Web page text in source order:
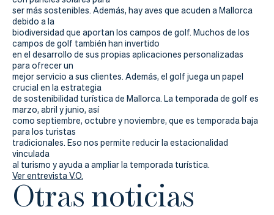
ser más sostenibles. Además, hay aves que acuden a Mallorca
debido a la
biodiversidad que aportan los campos de golf. Muchos de los
campos de golf también han invertido
en el desarrollo de sus propias aplicaciones personalizadas
para ofrecer un
mejor servicio a sus clientes. Además, el golf juega un papel
crucial en la estrategia
de sostenibilidad turística de Mallorca. La temporada de golf es
marzo, abril y junio, así
como septiembre, octubre y noviembre, que es temporada baja
para los turistas
tradicionales. Eso nos permite reducir la estacionalidad
vinculada
al turismo y ayuda a ampliar la temporada turística.
Ver entrevista V.O.
Otras noticias